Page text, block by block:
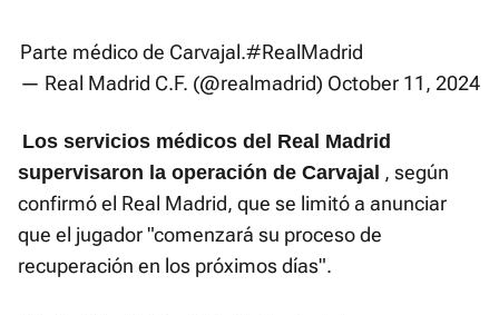
Parte médico de Carvajal.#RealMadrid
— Real Madrid C.F. (@realmadrid) October 11, 2024
Los servicios médicos del Real Madrid
supervisaron la operación de Carvajal , según
confirmó el Real Madrid, que se limitó a anunciar
que el jugador "comenzará su proceso de
recuperación en los próximos días".